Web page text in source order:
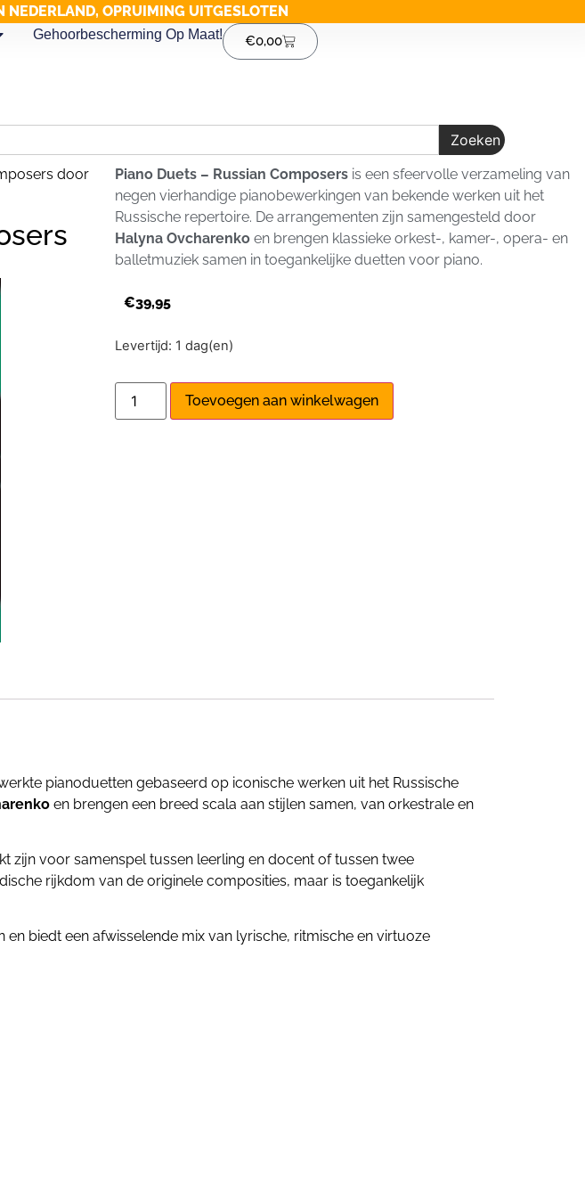
OPRUIMING UITGESLOTEN
Gehoorbescherming Op Maat! €0,00
Zoeken
door
Piano Duets – Russian Composers is een sfeervolle verzameling van
negen vierhandige pianobewerkingen van bekende werken uit het
Russische repertoire. De arrangementen zijn samengesteld door
Halyna Ovcharenko en brengen klassieke orkest-, kamer-, opera- en
balletmuziek samen in toegankelijke duetten voor piano.
€39,95
Levertijd: 1 dag(en)
Toevoegen aan winkelwagen
pianoduetten gebaseerd op iconische werken uit het Russische
en brengen een breed scala aan stijlen samen, van orkestrale en
zijn voor samenspel tussen leerling en docent of tussen twee
rijkdom van de originele composities, maar is toegankelijk
biedt een afwisselende mix van lyrische, ritmische en virtuoze